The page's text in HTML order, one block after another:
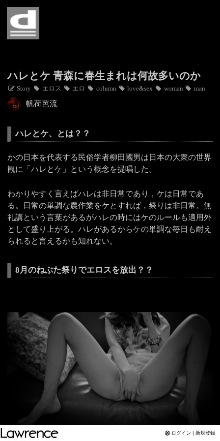
Home
Story
Contact
ハレとケ 青森に春生まれは何故多いのか
Story エロス エロ column love&sex woman man
帆荷芭流
ハレとケ、とは？？
かの日本を代表する民俗学者柳田國男は日本の大衆の世界
観に「ハレとケ」という概念を提唱した。
わかりやすく言えばハレは非日常であり，ケは日常であ
る。日常の単調な農作業をケとすれば，祭りは非日常。無
礼講という言葉があるがハレの時にはケのルールも適用外
として盛り上がる。ハレがあるからケの単調な毎日も耐え
られると言えるかも知れない。
8月のねぶた祭りでエロスを放出？？
ログイン | 新規登録